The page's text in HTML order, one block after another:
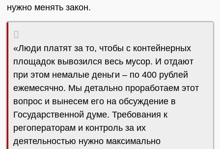
нужно менять закон.
«Люди платят за то, чтобы с контейнерных
площадок вывозился весь мусор. И отдают
при этом немалые деньги – по 400 рублей
ежемесячно. Мы детально проработаем этот
вопрос и вынесем его на обсуждение в
Государственной думе. Требования к
регоператорам и контроль за их
деятельностью нужно максимально